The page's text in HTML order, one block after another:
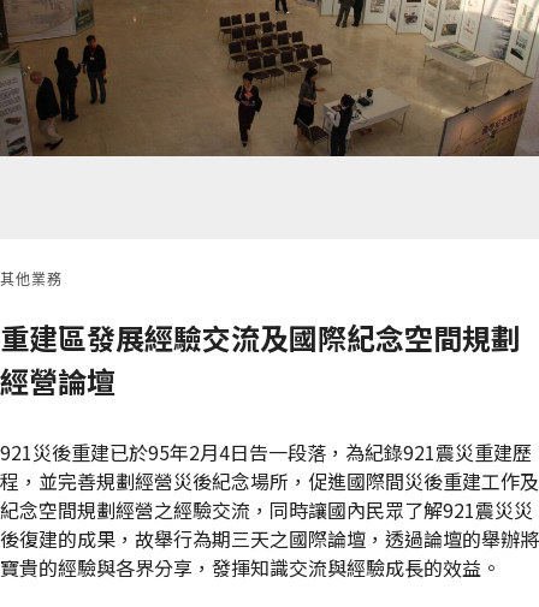
其他業務
重建區發展經驗交流及國際紀念空間規劃
經營論壇
921災後重建已於95年2月4日告一段落，為紀錄921震災重建歷
程，並完善規劃經營災後紀念場所，促進國際間災後重建工作及
紀念空間規劃經營之經驗交流，同時讓國內民眾了解921震災災
後復建的成果，故舉行為期三天之國際論壇，透過論壇的舉辦將
寶貴的經驗與各界分享，發揮知識交流與經驗成長的效益。